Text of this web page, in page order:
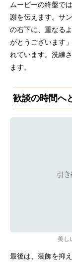
ムービーの終盤で
謝を伝えます。サ
の右下に、重なる
がとうございます
れています。洗練
ます。
歓談の時間へ
美し
最後は、装飾を抑